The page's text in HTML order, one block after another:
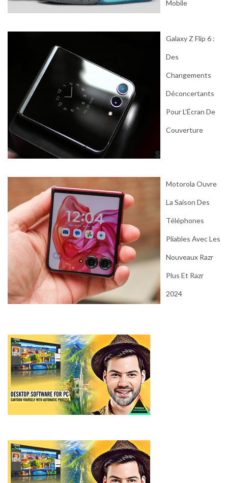
Mobile
Galaxy Z Flip 6 :
Des
Changements
Déconcertants
Pour L’Écran De
Couverture
Motorola Ouvre
La Saison Des
Téléphones
Pliables Avec Les
Nouveaux Razr
Plus Et Razr
2024